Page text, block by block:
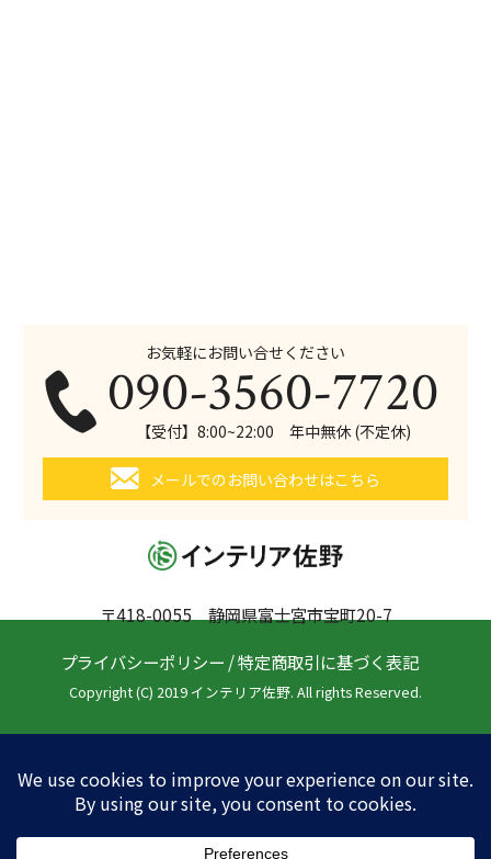
〒418-0055 静岡県富士宮市宝町20-7
お気軽にお問い合せください
090-3560-7720
【受付】8:00~22:00 年中無休 (不定休)
メールでのお問い合わせはこちら
プライバシーポリシー /特定商取引に基づく表記
Copyright (C) 2019 インテリア佐野. All rights Reserved.
南部町の内装リフォーム
南部町の障子の張替え
南部町のふすまの張替え
南部町のガラスフィルム施工
富士市のふすまの張替え